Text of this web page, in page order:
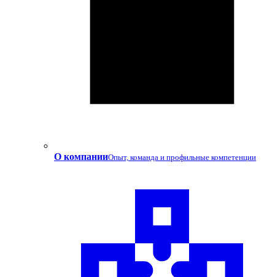
О компанииОпыт, команда и профильные компетенции